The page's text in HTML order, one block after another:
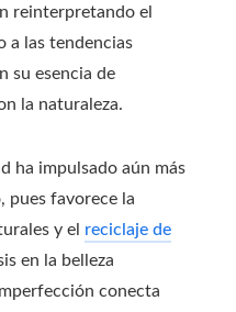
reinterpretando el
a las tendencias
su esencia de
la naturaleza.
ha impulsado aún más
pues favorece la
y el reciclaje de
en la belleza
conecta